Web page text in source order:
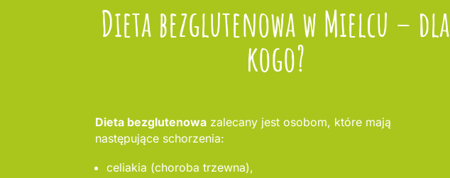
Dieta bezglutenowa w Mielcu – dla
kogo?
Dieta bezglutenowa zalecany jest osobom, które mają
następujące schorzenia:
celiakia (choroba trzewna),